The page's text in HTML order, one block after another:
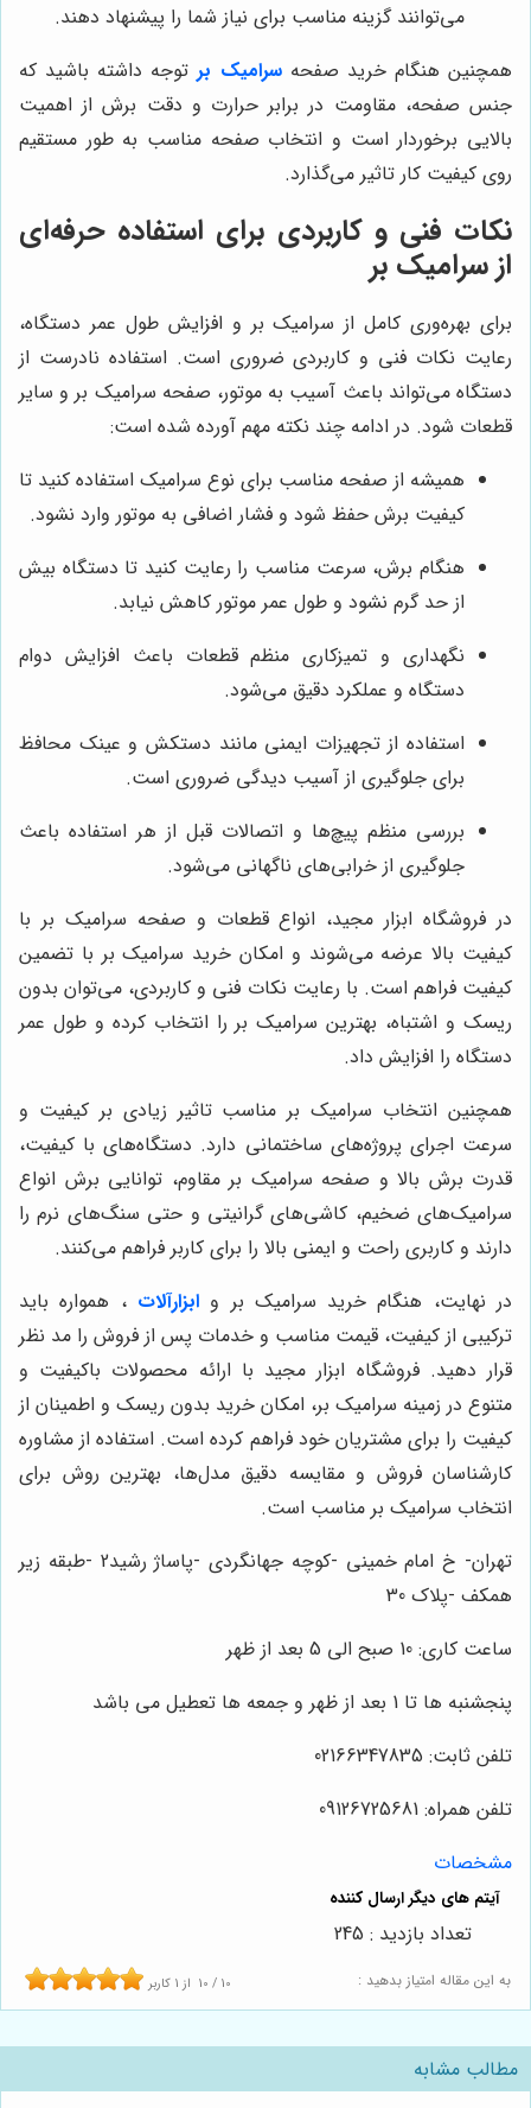
می‌توانند گزینه مناسب برای نیاز شما را پیشنهاد دهند.
همچنین هنگام خرید صفحهسرامیک بر توجه داشته باشید که
جنس صفحه، مقاومت در برابر حرارت و دقت برش از اهمیت
بالایی برخوردار است و انتخاب صفحه مناسب به طور مستقیم
روی کیفیت کار تاثیر می‌گذارد.
نکات فنی و کاربردی برای استفاده حرفه‌ای
از سرامیک بر
برای بهره‌وری کامل از سرامیک بر و افزایش طول عمر دستگاه،
رعایت نکات فنی و کاربردی ضروری است. استفاده نادرست از
دستگاه می‌تواند باعث آسیب به موتور، صفحه سرامیک بر و سایر
قطعات شود. در ادامه چند نکته مهم آورده شده است:
همیشه از صفحه مناسب برای نوع سرامیک استفاده کنید تا
کیفیت برش حفظ شود و فشار اضافی به موتور وارد نشود.
هنگام برش، سرعت مناسب را رعایت کنید تا دستگاه بیش
از حد گرم نشود و طول عمر موتور کاهش نیابد.
نگهداری و تمیزکاری منظم قطعات باعث افزایش دوام
دستگاه و عملکرد دقیق می‌شود.
استفاده از تجهیزات ایمنی مانند دستکش و عینک محافظ
برای جلوگیری از آسیب دیدگی ضروری است.
بررسی منظم پیچ‌ها و اتصالات قبل از هر استفاده باعث
جلوگیری از خرابی‌های ناگهانی می‌شود.
در فروشگاه ابزار مجید، انواع قطعات و صفحه سرامیک بر با
کیفیت بالا عرضه می‌شوند و امکان خرید سرامیک بر با تضمین
کیفیت فراهم است. با رعایت نکات فنی و کاربردی، می‌توان بدون
ریسک و اشتباه، بهترین سرامیک بر را انتخاب کرده و طول عمر
دستگاه را افزایش داد.
همچنین انتخاب سرامیک بر مناسب تاثیر زیادی بر کیفیت و
سرعت اجرای پروژه‌های ساختمانی دارد. دستگاه‌های با کیفیت،
قدرت برش بالا و صفحه سرامیک بر مقاوم، توانایی برش انواع
سرامیک‌های ضخیم، کاشی‌های گرانیتی و حتی سنگ‌های نرم را
دارند و کاربری راحت و ایمنی بالا را برای کاربر فراهم می‌کنند.
در نهایت، هنگام خرید سرامیک بر وابزارآلات ، همواره باید
ترکیبی از کیفیت، قیمت مناسب و خدمات پس از فروش را مد نظر
قرار دهید. فروشگاه ابزار مجید با ارائه محصولات باکیفیت و
متنوع در زمینه سرامیک بر، امکان خرید بدون ریسک و اطمینان از
کیفیت را برای مشتریان خود فراهم کرده است. استفاده از مشاوره
کارشناسان فروش و مقایسه دقیق مدل‌ها، بهترین روش برای
انتخاب سرامیک بر مناسب است.
تهران- خ امام خمینی -کوچه جهانگردی -پاساژ رشید2 -طبقه زیر
همکف -پلاک 30
ساعت کاری: 10 صبح الی 5 بعد از ظهر
پنجشنبه ها تا 1 بعد از ظهر و جمعه ها تعطیل می باشد
تلفن ثابت: 02166347835
تلفن همراه: 09126725681
مشخصات
به این مقاله امتیاز بدهید : 10 / 10 از1 کاربر
تعداد بازدید : 245
مطالب مشابه